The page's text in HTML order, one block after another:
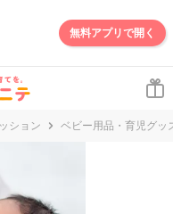
無料アプリで開く
ション ベビー用品・育児グッ